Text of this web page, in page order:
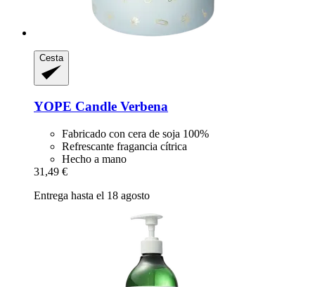
Cesta
YOPE Candle Verbena
Fabricado con cera de soja 100%
Refrescante fragancia cítrica
Hecho a mano
31,49 €
Entrega hasta el 18 agosto